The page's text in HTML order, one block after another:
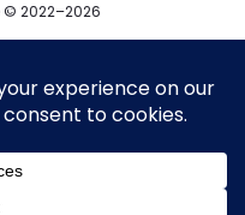
2022–2026
載